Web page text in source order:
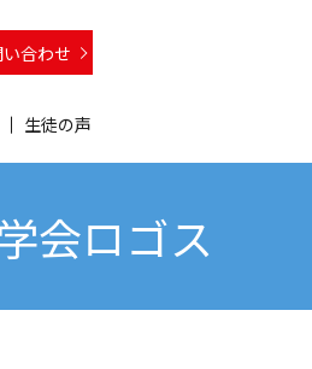
生徒の声
い合わせ
会ロゴス